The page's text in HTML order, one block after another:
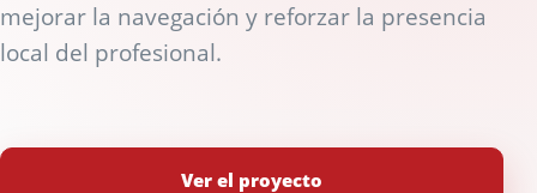
mejorar la navegación y reforzar la presencia
local del profesional.
Ver el proyecto